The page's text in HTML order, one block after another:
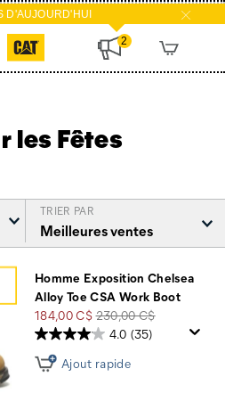
D'AUJOURD'HUI
2
les Fêtes
TRIER PAR
Homme Exposition Chelsea
Alloy Toe CSA Work Boot
Prix
soldé
184,00 C$Prix
de
230,00 C$
4.0 (35)
Ajout rapide